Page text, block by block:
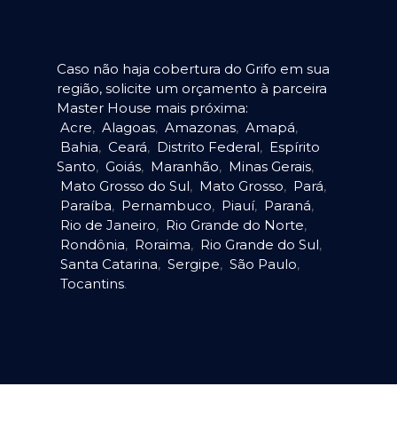
Caso não haja cobertura do Grifo em sua
região, solicite um orçamento à parceira
Master House mais próxima:
Acre, Alagoas, Amazonas, Amapá,
Bahia, Ceará, Distrito Federal, Espírito
Santo, Goiás, Maranhão, Minas Gerais,
Mato Grosso do Sul, Mato Grosso, Pará,
Paraíba, Pernambuco, Piauí, Paraná,
Rio de Janeiro, Rio Grande do Norte,
Rondônia, Roraima, Rio Grande do Sul,
Santa Catarina, Sergipe, São Paulo,
Tocantins.